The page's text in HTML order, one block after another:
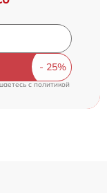
cполитикой